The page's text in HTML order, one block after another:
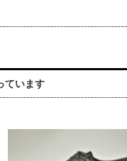
ています